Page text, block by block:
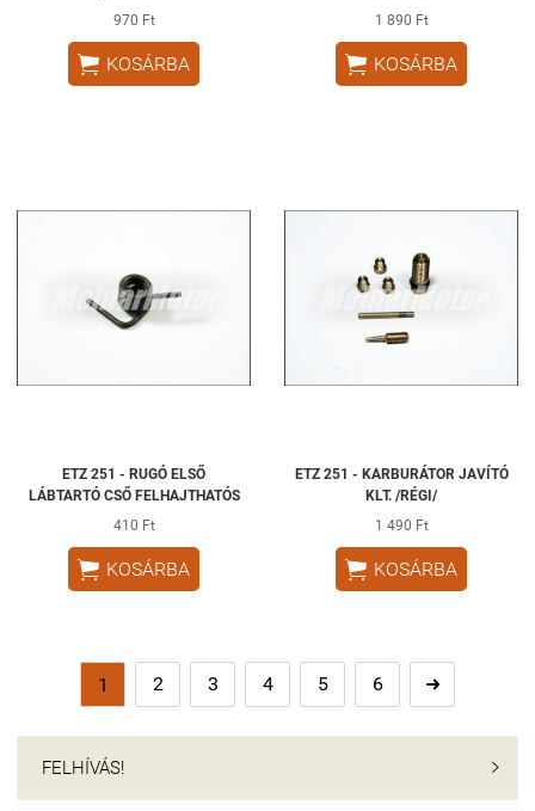
970 Ft
 KOSÁRBA
1 890 Ft
 KOSÁRBA
ETZ 251 - RUGÓ ELSŐ
LÁBTARTÓ CSŐ FELHAJTHATÓS
410 Ft
 KOSÁRBA
ETZ 251 - KARBURÁTOR JAVÍTÓ
KLT. /RÉGI/
1 490 Ft
 KOSÁRBA
1 2 3 4 5 6 
FELHÍVÁS! 